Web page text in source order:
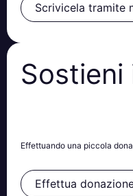
Scrivicela tramite
Effettuando una piccola
Effettua